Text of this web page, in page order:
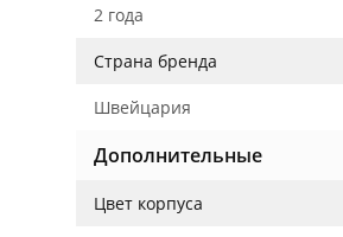
2 года
Страна бренда
Швейцария
Дополнительные
Цвет корпуса